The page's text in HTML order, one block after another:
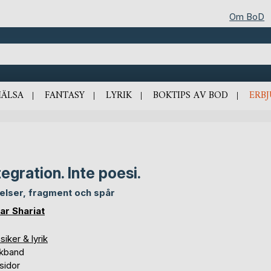
Om BoD
FANTASY LYRIK BOKTIPS AV BOD
Inte poesi.
fragment och spår
Shariat
& lyrik